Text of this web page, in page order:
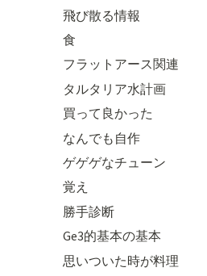
飛び散る情報
食
フラットアース関連
タルタリア水計画
買って良かった
なんでも自作
ゲゲゲなチューン
覚え
勝手診断
Ge3的基本の基本
思いついた時が料理